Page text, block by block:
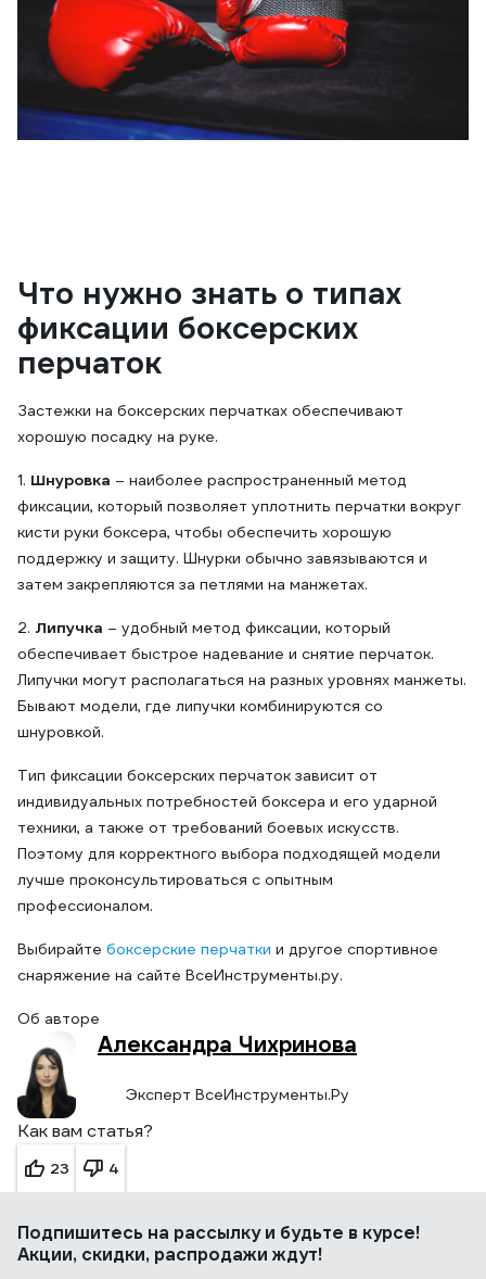
Что нужно знать о типах
фиксации боксерских
перчаток
Застежки на боксерских перчатках обеспечивают
хорошую посадку на руке.
1. Шнуровка – наиболее распространенный метод
фиксации, который позволяет уплотнить перчатки вокруг
кисти руки боксера, чтобы обеспечить хорошую
поддержку и защиту. Шнурки обычно завязываются и
затем закрепляются за петлями на манжетах.
2. Липучка – удобный метод фиксации, который
обеспечивает быстрое надевание и снятие перчаток.
Липучки могут располагаться на разных уровнях манжеты.
Бывают модели, где липучки комбинируются со
шнуровкой.
Тип фиксации боксерских перчаток зависит от
индивидуальных потребностей боксера и его ударной
техники, а также от требований боевых искусств.
Поэтому для корректного выбора подходящей модели
лучше проконсультироваться с опытным
профессионалом.
Выбирайте боксерские перчатки и другое спортивное
снаряжение на сайте ВсеИнструменты.ру.
Об авторе
Александра Чихринова
Эксперт ВсеИнструменты.Ру
Как вам статья?
23 4
Подпишитесь на рассылкуи будьте в курсе!
Акции, скидки, распродажи ждут!